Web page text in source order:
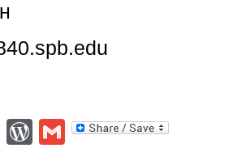
LinkedIn
WordPress
Gmail